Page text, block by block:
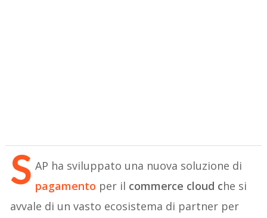
S AP ha sviluppato una nuova soluzione di
pagamento per il commerce cloud che si
avvale di un vasto ecosistema di partner per